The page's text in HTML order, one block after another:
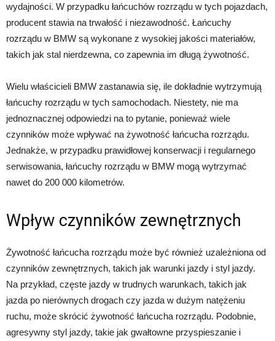
wydajności. W przypadku łańcuchów rozrządu w tych pojazdach,
producent stawia na trwałość i niezawodność. Łańcuchy
rozrządu w BMW są wykonane z wysokiej jakości materiałów,
takich jak stal nierdzewna, co zapewnia im długą żywotność.
Wielu właścicieli BMW zastanawia się, ile dokładnie wytrzymują
łańcuchy rozrządu w tych samochodach. Niestety, nie ma
jednoznacznej odpowiedzi na to pytanie, ponieważ wiele
czynników może wpływać na żywotność łańcucha rozrządu.
Jednakże, w przypadku prawidłowej konserwacji i regularnego
serwisowania, łańcuchy rozrządu w BMW mogą wytrzymać
nawet do 200 000 kilometrów.
Wpływ czynników zewnętrznych
Żywotność łańcucha rozrządu może być również uzależniona od
czynników zewnętrznych, takich jak warunki jazdy i styl jazdy.
Na przykład, częste jazdy w trudnych warunkach, takich jak
jazda po nierównych drogach czy jazda w dużym natężeniu
ruchu, może skrócić żywotność łańcucha rozrządu. Podobnie,
agresywny styl jazdy, takie jak gwałtowne przyspieszanie i